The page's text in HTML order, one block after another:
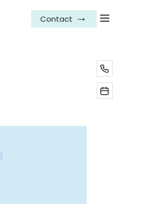
Contact